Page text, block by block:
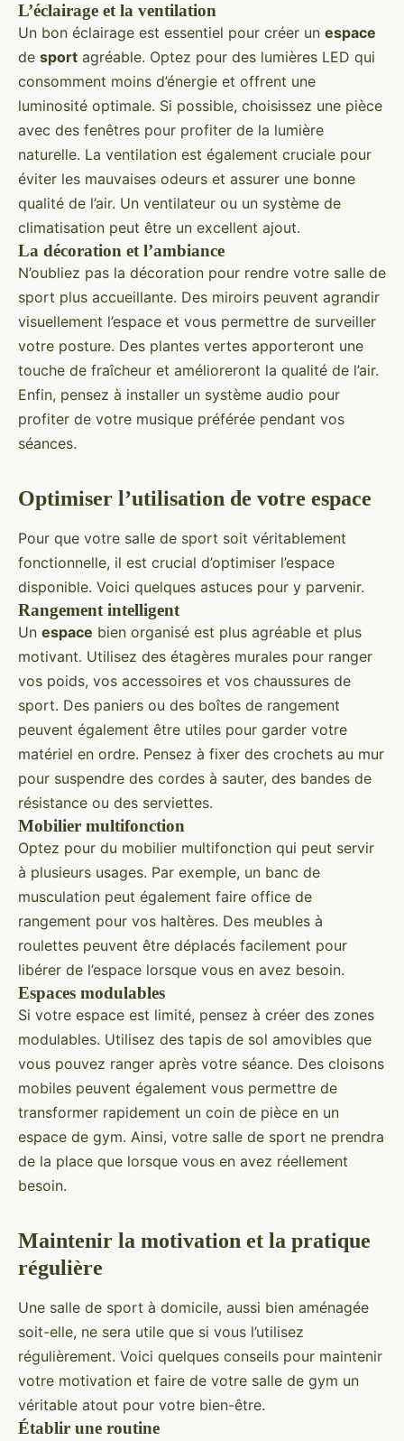
L’éclairage et la ventilation
Un bon éclairage est essentiel pour créer un espace
de sport agréable. Optez pour des lumières LED qui
consomment moins d’énergie et offrent une
luminosité optimale. Si possible, choisissez une pièce
avec des fenêtres pour profiter de la lumière
naturelle. La ventilation est également cruciale pour
éviter les mauvaises odeurs et assurer une bonne
qualité de l’air. Un ventilateur ou un système de
climatisation peut être un excellent ajout.
La décoration et l’ambiance
N’oubliez pas la décoration pour rendre votre salle de
sport plus accueillante. Des miroirs peuvent agrandir
visuellement l’espace et vous permettre de surveiller
votre posture. Des plantes vertes apporteront une
touche de fraîcheur et amélioreront la qualité de l’air.
Enfin, pensez à installer un système audio pour
profiter de votre musique préférée pendant vos
séances.
Optimiser l’utilisation de votre espace
Pour que votre salle de sport soit véritablement
fonctionnelle, il est crucial d’optimiser l’espace
disponible. Voici quelques astuces pour y parvenir.
Rangement intelligent
Un espace bien organisé est plus agréable et plus
motivant. Utilisez des étagères murales pour ranger
vos poids, vos accessoires et vos chaussures de
sport. Des paniers ou des boîtes de rangement
peuvent également être utiles pour garder votre
matériel en ordre. Pensez à fixer des crochets au mur
pour suspendre des cordes à sauter, des bandes de
résistance ou des serviettes.
Mobilier multifonction
Optez pour du mobilier multifonction qui peut servir
à plusieurs usages. Par exemple, un banc de
musculation peut également faire office de
rangement pour vos haltères. Des meubles à
roulettes peuvent être déplacés facilement pour
libérer de l’espace lorsque vous en avez besoin.
Espaces modulables
Si votre espace est limité, pensez à créer des zones
modulables. Utilisez des tapis de sol amovibles que
vous pouvez ranger après votre séance. Des cloisons
mobiles peuvent également vous permettre de
transformer rapidement un coin de pièce en un
espace de gym. Ainsi, votre salle de sport ne prendra
de la place que lorsque vous en avez réellement
besoin.
Maintenir la motivation et la pratique
régulière
Une salle de sport à domicile, aussi bien aménagée
soit-elle, ne sera utile que si vous l’utilisez
régulièrement. Voici quelques conseils pour maintenir
votre motivation et faire de votre salle de gym un
véritable atout pour votre bien-être.
Établir une routine